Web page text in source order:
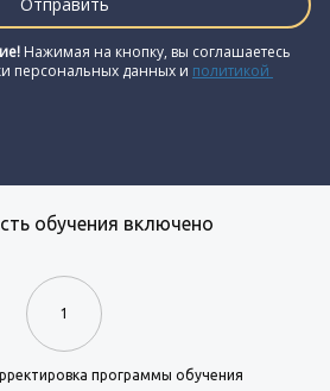
Нажимая на кнопку, вы соглашаетесь
персональных данных и политикой
обучения включено
1
программы обучения